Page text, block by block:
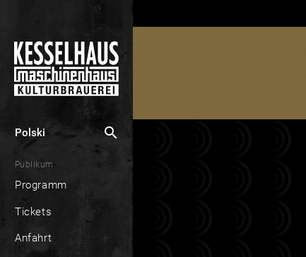
Polski search
Publikum
Programm
Tickets
Anfahrt